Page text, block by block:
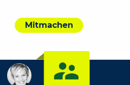
Mitmachen